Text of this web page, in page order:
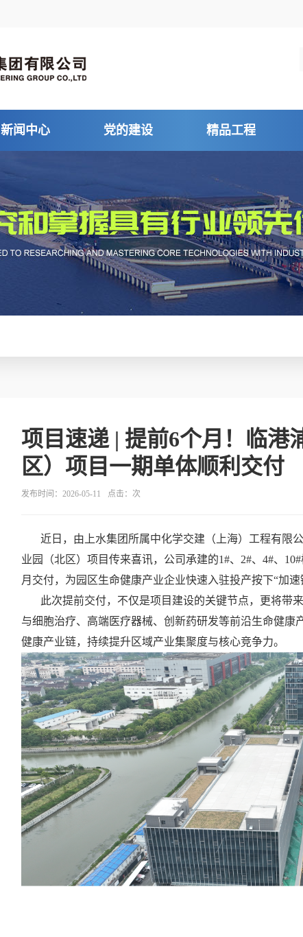
新闻中心 党的建设 精品工程
项目速递 | 提前6个月！临港
区）项目一期单体顺利交付
发布时间：2026-05-11 点击： 次
近日，由上水集团所属中化学交建（上海）工程有限
业园（北区）项目传来喜讯，公司承建的1#、2#、4#、
月交付，为园区生命健康产业企业快速入驻投产按下“加
此次提前交付，不仅是项目建设的关键节点，更将带
与细胞治疗、高端医疗器械、创新药研发等前沿生命健
健康产业链，持续提升区域产业集聚度与核心竞争力。